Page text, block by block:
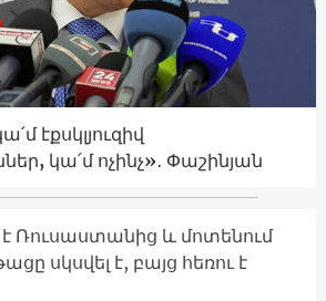
էքսկլյուզիվ
կա՛մ ոչինչ»․ Փաշինյան
Ռուսաստանից և մոտենում
սկսվել է, բայց հեռու է